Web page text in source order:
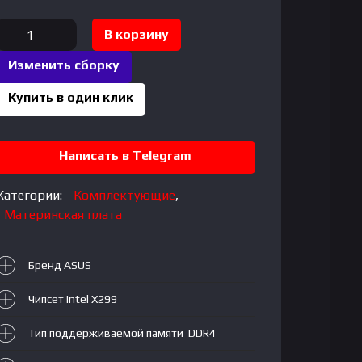
Wifi
В корзину
Изменить сборку
Купить в один клик
Написать в Telegram
Комплектующие,
Материнская плата
Бренд ASUS
Чипсет Intel X299
Тип поддерживаемой памяти DDR4